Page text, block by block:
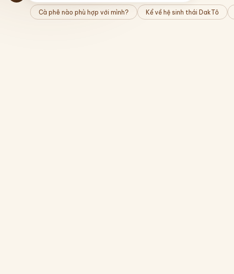
Cà phê nào phù hợp với mình? Kể về hệ sinh thái DakTô